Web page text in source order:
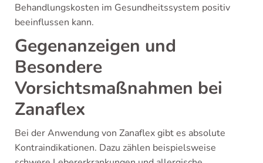
Behandlungskosten im Gesundheitssystem positiv
beeinflussen kann.
Gegenanzeigen und
Besondere
Vorsichtsmaßnahmen bei
Zanaflex
Bei der Anwendung von Zanaflex gibt es absolute
Kontraindikationen. Dazu zählen beispielsweise